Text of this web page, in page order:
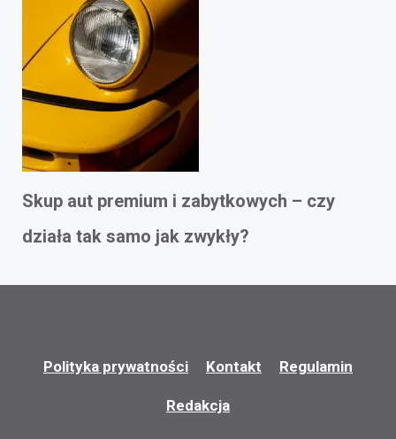
Skup aut premium i zabytkowych – czy
działa tak samo jak zwykły?
Polityka prywatności Kontakt Regulamin
Redakcja